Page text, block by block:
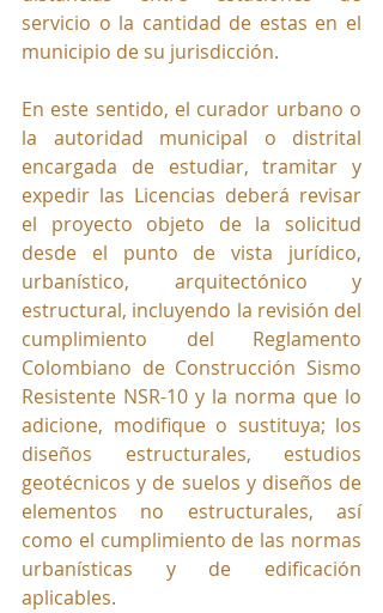
servicio o la cantidad de estas en el
municipio de su jurisdicción.
En este sentido, el curador urbano o
la autoridad municipal o distrital
encargada de estudiar, tramitar y
expedir las Licencias deberá revisar
el proyecto objeto de la solicitud
desde el punto de vista jurídico,
urbanístico, arquitectónico y
estructural, incluyendo la revisión del
cumplimiento del Reglamento
Colombiano de Construcción Sismo
Resistente NSR-10 y la norma que lo
adicione, modifique o sustituya; los
diseños estructurales, estudios
geotécnicos y de suelos y diseños de
elementos no estructurales, así
como el cumplimiento de las normas
urbanísticas y de edificación
aplicables.